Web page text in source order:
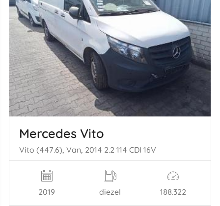
Mercedes Vito
Vito (447.6), Van, 2014 2.2 114 CDI 16V
2019 diezel 188.322